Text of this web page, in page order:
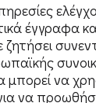
έγγραφα
ζητήσει
να
να